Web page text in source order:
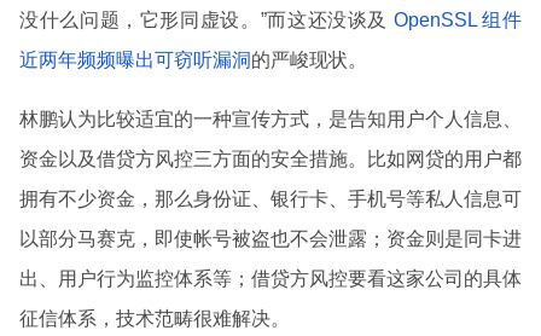
没什么问题，它形同虚设。”而这还没谈及 OpenSSL 组件
近两年频频曝出可窃听漏洞的严峻现状。
林鹏认为比较适宜的一种宣传方式，是告知用户个人信息、
资金以及借贷方风控三方面的安全措施。比如网贷的用户都
拥有不少资金，那么身份证、银行卡、手机号等私人信息可
以部分马赛克，即使帐号被盗也不会泄露；资金则是同卡进
出、用户行为监控体系等；借贷方风控要看这家公司的具体
征信体系，技术范畴很难解决。